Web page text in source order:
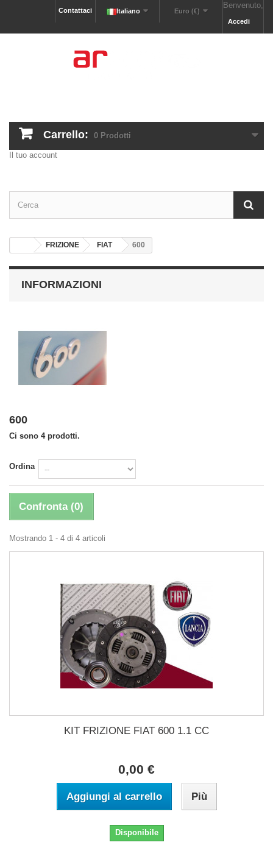
Benvenuto,
Accedi
Euro (€)
Italiano
Contattaci
Carrello: 0 Prodotti
Il tuo account
FRIZIONE FIAT 600
INFORMAZIONI
600
Ci sono 4 prodotti.
Ordina
Confronta (0)
Mostrando 1 - 4 di 4 articoli
KIT FRIZIONE FIAT 600 1.1 CC
0,00 €
Aggiungi al carrello Più
Disponibile